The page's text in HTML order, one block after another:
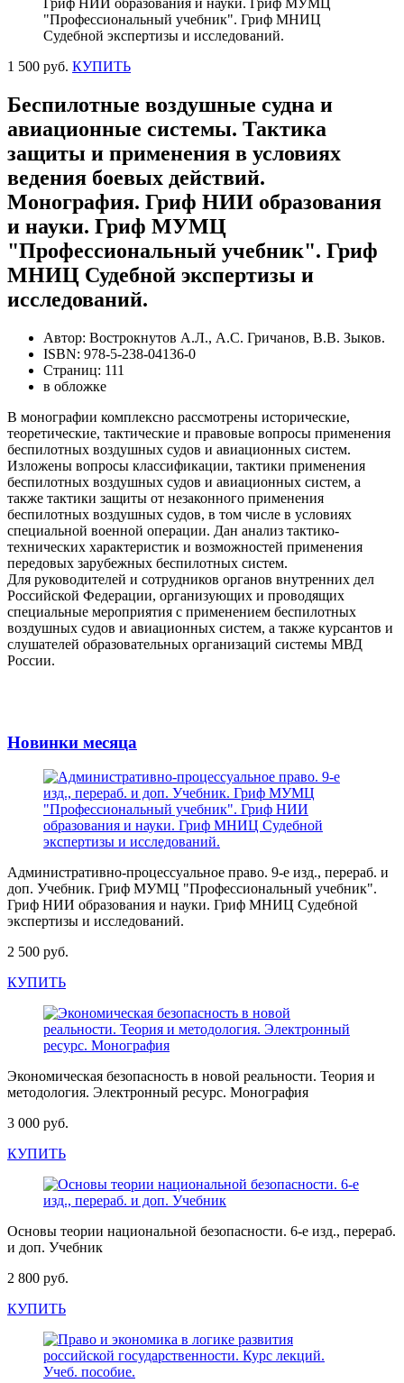
1 500 руб. КУПИТЬ
Беспилотные воздушные судна и
авиационные системы. Тактика
защиты и применения в условиях
ведения боевых действий.
Монография. Гриф НИИ образования
и науки. Гриф МУМЦ
"Профессиональный учебник". Гриф
МНИЦ Судебной экспертизы и
исследований.
Автор: Вострокнутов А.Л., А.С. Гричанов, В.В. Зыков.
ISBN: 978-5-238-04136-0
Страниц: 111
в обложке
В монографии комплексно рассмотрены исторические,
теоретические, тактические и правовые вопросы применения
беспилотных воздушных судов и авиационных систем.
Изложены вопросы классификации, тактики применения
беспилотных воздушных судов и авиационных систем, а
также тактики защиты от незаконного применения
беспилотных воздушных судов, в том числе в условиях
специальной военной операции. Дан анализ тактико-
технических характеристик и возможностей применения
передовых зарубежных беспилотных систем.
Для руководителей и сотрудников органов внутренних дел
Российской Федерации, организующих и проводящих
специальные мероприятия с применением беспилотных
воздушных судов и авиационных систем, а также курсантов и
слушателей образовательных организаций системы МВД
России.
Новинки месяца
Административно-процессуальное право. 9-е изд., перераб. и
доп. Учебник. Гриф МУМЦ "Профессиональный учебник".
Гриф НИИ образования и науки. Гриф МНИЦ Судебной
экспертизы и исследований.
2 500 руб.
КУПИТЬ
Экономическая безопасность в новой реальности. Теория и
методология. Электронный ресурс. Монография
3 000 руб.
КУПИТЬ
Основы теории национальной безопасности. 6-е изд., перераб.
и доп. Учебник
2 800 руб.
КУПИТЬ